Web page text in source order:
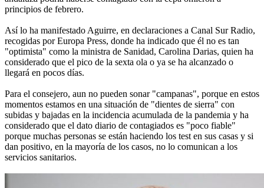
principios de febrero.
Así lo ha manifestado Aguirre, en declaraciones a Canal Sur Radio,
recogidas por Europa Press, donde ha indicado que él no es tan
"optimista" como la ministra de Sanidad, Carolina Darias, quien ha
considerado que el pico de la sexta ola o ya se ha alcanzado o
llegará en pocos días.
Para el consejero, aun no pueden sonar "campanas", porque en estos
momentos estamos en una situación de "dientes de sierra" con
subidas y bajadas en la incidencia acumulada de la pandemia y ha
considerado que el dato diario de contagiados es "poco fiable"
porque muchas personas se están haciendo los test en sus casas y si
dan positivo, en la mayoría de los casos, no lo comunican a los
servicios sanitarios.